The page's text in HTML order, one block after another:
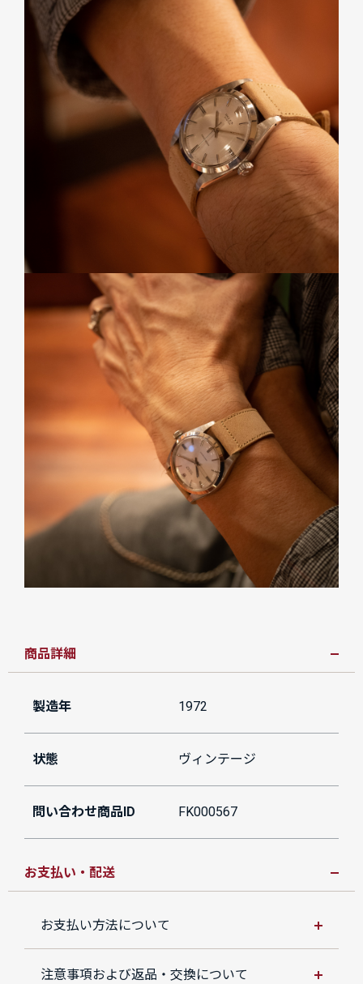
商品詳細
製造年 1972
状態 ヴィンテージ
問い合わせ商品ID FK000567
お支払い・配送
お支払い方法について
注意事項および返品・交換について